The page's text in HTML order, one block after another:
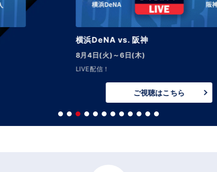
横浜DeNA vs. 阪神
8月4日(火)～6日(木)
ご視聴はこちら